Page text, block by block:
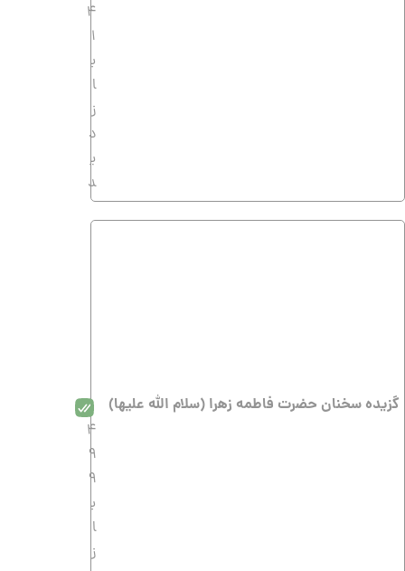
4
1
ب
ا
ز
د
ی
د
گزیده سخنان حضرت فاطمه زهرا (سلام الله علیها)
4
9
9
ب
ا
ز